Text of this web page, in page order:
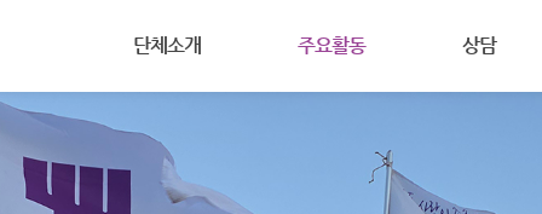
단체소개
(사)진해여성의전화는
주요사업
주요연혁
주요활동 상담